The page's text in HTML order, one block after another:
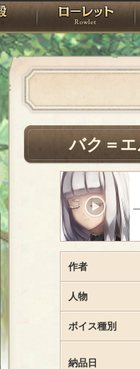
PandoraPartyProject
神殿
バク＝
作者
人物
ボイス種別
納品日